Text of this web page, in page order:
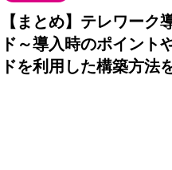
【まとめ】テレワーク
ド～導入時のポイント
ドを利用した構築方法